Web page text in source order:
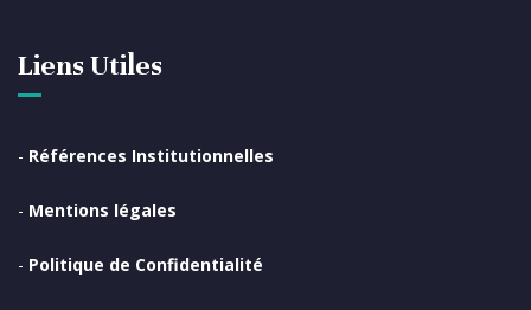
Liens Utiles
- Références Institutionnelles
- Mentions légales
- Politique de Confidentialité